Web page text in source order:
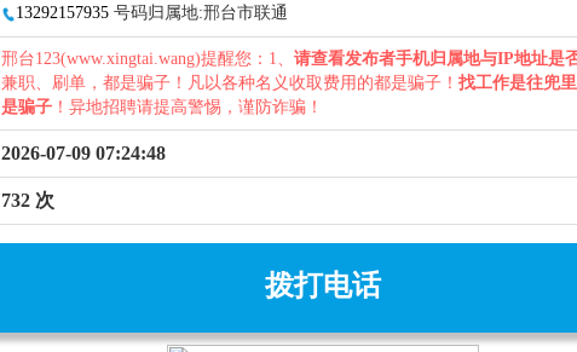
13292157935 号码归属地:邢台市联通
邢台123(www.xingtai.wang)提醒您：1、 请查看发布者手机归属地与IP地址是
兼职、刷单，都是骗子！凡以各种名义收取费用的都是骗子！ 找工作是往兜
是骗子 ！异地招聘请提高警惕，谨防诈骗！
2026-07-09 07:24:48
732 次
拨打电话